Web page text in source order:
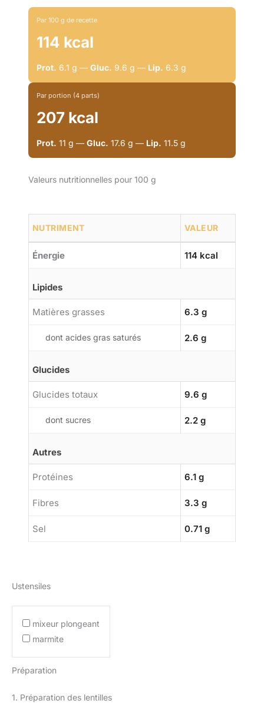
Par 100 g de recette
114 kcal
Prot. 6.1 g — Gluc. 9.6 g — Lip. 6.3 g
Par portion (4 parts)
207 kcal
Prot. 11 g — Gluc. 17.6 g — Lip. 11.5 g
Valeurs nutritionnelles pour 100 g
NUTRIMENT VALEUR
Énergie 114 kcal
Lipides
Matières grasses 6.3 g
dont acides gras saturés 2.6 g
Glucides
Glucides totaux 9.6 g
dont sucres 2.2 g
Autres
Protéines 6.1 g
Fibres 3.3 g
Sel 0.71 g
Ustensiles
mixeur plongeant
marmite
Préparation
1. Préparation des lentilles